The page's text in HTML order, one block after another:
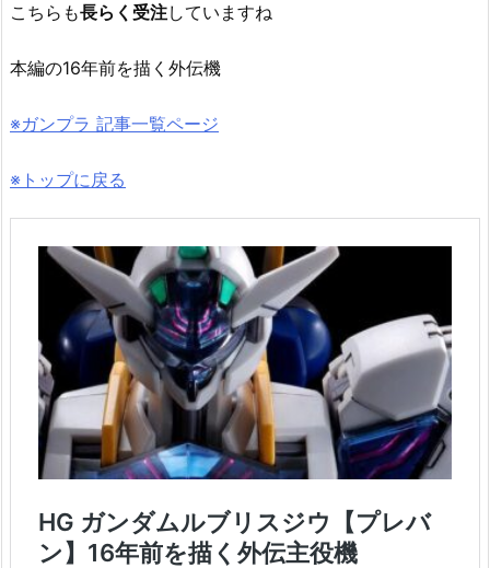
こちらも長らく受注していますね
本編の16年前を描く外伝機
※ガンプラ 記事一覧ページ
※トップに戻る